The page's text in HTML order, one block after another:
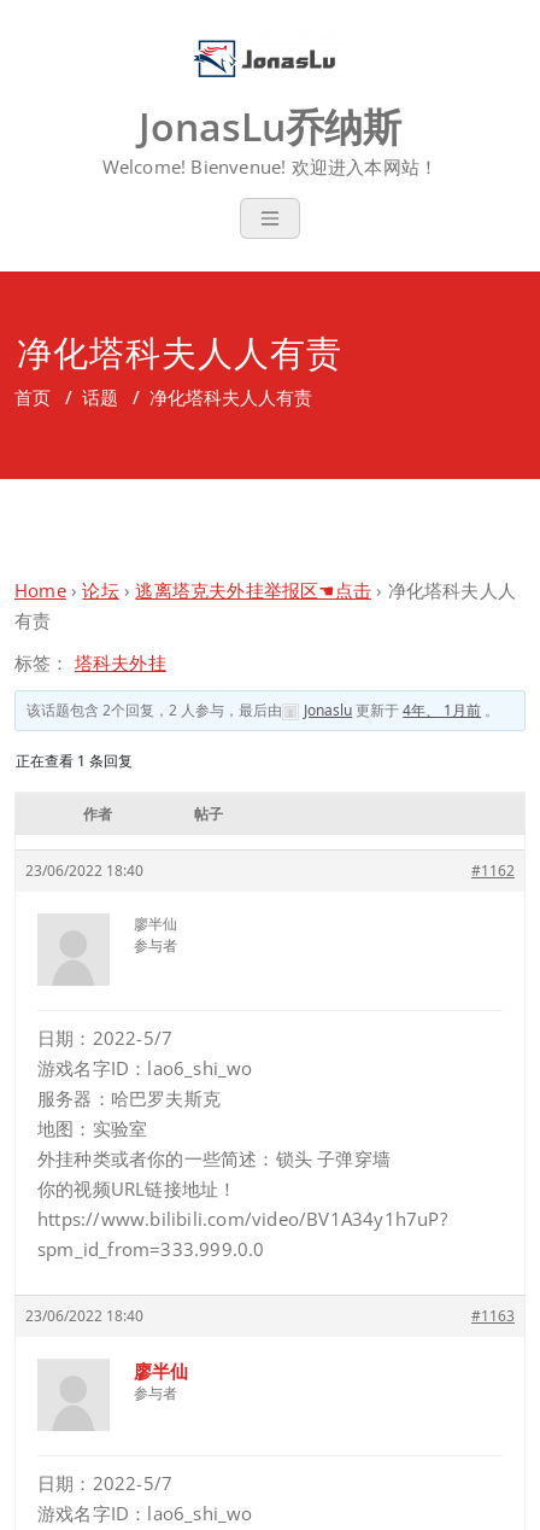
JonasLu乔纳斯
Welcome! Bienvenue! 欢迎进入本网站！
净化塔科夫人人有责
首页 / 话题 / 净化塔科夫人人有责
Home › 论坛 › 逃离塔克夫外挂举报区☚点击 › 净化塔科夫人人
有责
标签： 塔科夫外挂
该话题包含 2个回复，2 人参与，最后由 Jonaslu更新于4年、 1月前 。
正在查看 1 条回复
作者 帖子
23/06/2022 18:40 #1162
廖半仙
参与者
日期：2022-5/7
游戏名字ID：lao6_shi_wo
服务器：哈巴罗夫斯克
地图：实验室
外挂种类或者你的一些简述：锁头 子弹穿墙
你的视频URL链接地址！
https://www.bilibili.com/video/BV1A34y1h7uP?
spm_id_from=333.999.0.0
23/06/2022 18:40 #1163
廖半仙
参与者
日期：2022-5/7
游戏名字ID：lao6_shi_wo